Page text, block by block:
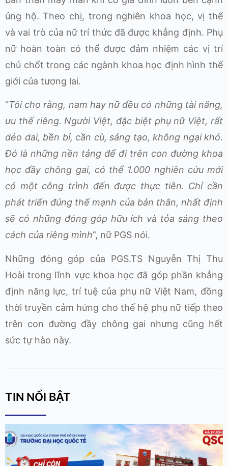
ủng hộ. Theo chị, trong nghiên khoa học, vị thế
và vai trò của nữ trí thức đã được khẳng định. Phụ
nữ hoàn toàn có thể được đảm nhiệm các vị trí
chủ chốt trong các ngành khoa học định hình thế
giới của tương lai.
“Tôi cho rằng, nam hay nữ đều có những tài năng,
ưu thế riêng. Người Việt, đặc biệt phụ nữ Việt, rất
dẻo dai, bền bỉ, cần cù, sáng tạo, không ngại khó.
Đó là những nền tảng để đi trên con đường khoa
học đầy chông gai, có thể 1.000 nghiên cứu mới
có một công trình đến được thực tiễn. Chỉ cần
phát triển đúng thế mạnh của bản thân, nhất định
sẽ có những đóng góp hữu ích và tỏa sáng theo
cách của riêng mình”, nữ PGS nói.
Những đóng góp của PGS.TS Nguyễn Thị Thu
Hoài trong lĩnh vực khoa học đã góp phần khẳng
định năng lực, trí tuệ của phụ nữ Việt Nam, đồng
thời truyền cảm hứng cho thế hệ phụ nữ tiếp theo
trên con đường đầy chông gai nhưng cũng hết
sức tự hào này.
TIN NỔI BẬT